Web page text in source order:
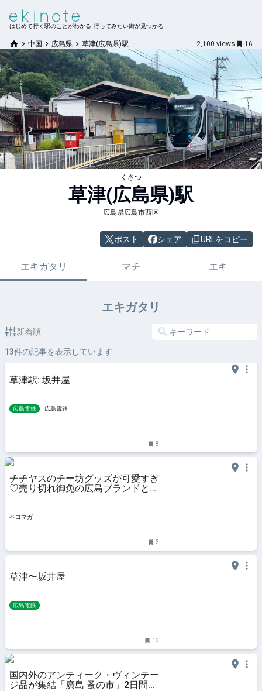
はじめて行く駅のことがわかる 行ってみたい街が見つかる
中国 広島県 草津(広島県)駅 2,100 views 16
くさつ
草津(広島県)駅
広島県広島市西区
ポスト シェア URLをコピー
エキガタリ マチ エキ
エキガタリ
新着順
13件の記事を表示しています
草津駅: 坂井屋
広島電鉄 広島電鉄
8
チチヤスのチー坊グッズが可愛すぎ
♡売り切れ御免の広島ブランドとの
ペコマガ
3
草津〜坂井屋
広島電鉄
13
国内外のアンティーク・ヴィンテー
ジ品が集結「廣島 蚤の市」2日間開